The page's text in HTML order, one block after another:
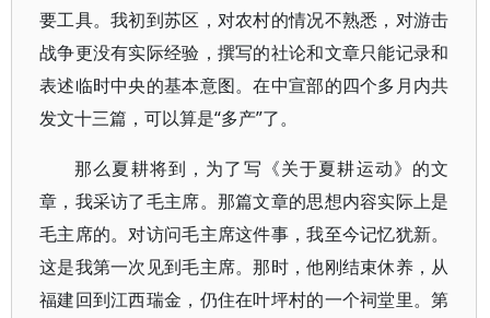
要工具。我初到苏区，对农村的情况不熟悉，对游击
战争更没有实际经验，撰写的社论和文章只能记录和
表述临时中央的基本意图。在中宣部的四个多月内共
发文十三篇，可以算是“多产”了。
那么夏耕将到，为了写《关于夏耕运动》的文
章，我采访了毛主席。那篇文章的思想内容实际上是
毛主席的。对访问毛主席这件事，我至今记忆犹新。
这是我第一次见到毛主席。那时，他刚结束休养，从
福建回到江西瑞金，仍住在叶坪村的一个祠堂里。第